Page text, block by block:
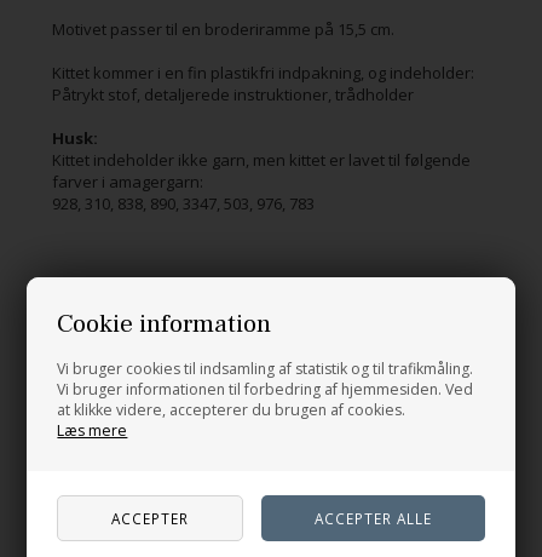
Cookie information
Vi bruger cookies til indsamling af statistik og til trafikmåling.
Vi bruger informationen til forbedring af hjemmesiden. Ved
at klikke videre, accepterer du brugen af cookies.
Læs mere
Motivet passer til en broderiramme på 15,5 cm.
Kittet kommer i en fin plastikfri indpakning, og indeholder:
Påtrykt stof, detaljerede instruktioner, trådholder
Husk:
Kittet indeholder ikke garn, men kittet er lavet til følgende
farver i amagergarn:
928, 310, 838, 890, 3347, 503, 976, 783
Relaterede produkter